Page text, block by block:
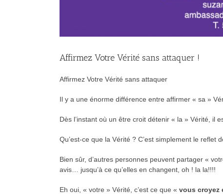
Affirmez Votre Vérité sans attaquer !
Affirmez Votre Vérité sans attaquer
Il y a une énorme différence entre affirmer « sa »
Dès l’instant où un être croit détenir « la » Vérité, il
Qu’est-ce que la Vérité ? C’est simplement le reflet
Bien sûr, d’autres personnes peuvent partager «
avis… jusqu’à ce qu’elles en changent, oh ! la la!!!!
Eh oui, « votre » Vérité, c’est ce que « vous croyez